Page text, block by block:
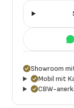
Showroom
Mobil mit
CBW-